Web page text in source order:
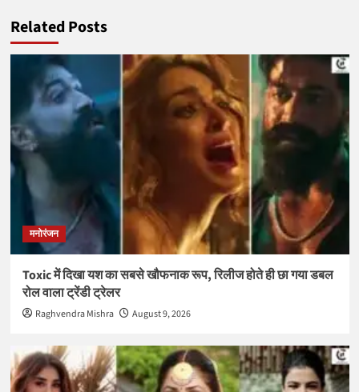
Related Posts
मनोरंजन
Toxic में दिखा यश का सबसे खौफनाक रूप, रिलीज होते ही छा गया डबल
रोल वाला ट्रेंडी ट्रेलर
Raghvendra Mishra August 9, 2026